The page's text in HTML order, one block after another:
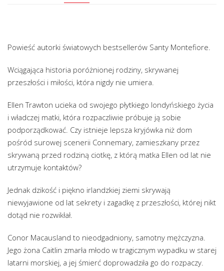
Powieść autorki światowych bestsellerów Santy Montefiore.
Wciągająca historia poróżnionej rodziny, skrywanej
przeszłości i miłości, która nigdy nie umiera.
Ellen Trawton ucieka od swojego płytkiego londyńskiego życia
i władczej matki, która rozpaczliwie próbuje ją sobie
podporządkować. Czy istnieje lepsza kryjówka niż dom
pośród surowej scenerii Connemary, zamieszkany przez
skrywaną przed rodziną ciotkę, z którą matka Ellen od lat nie
utrzymuje kontaktów?
Jednak dzikość i piękno irlandzkiej ziemi skrywają
niewyjawione od lat sekrety i zagadkę z przeszłości, której nikt
dotąd nie rozwikłał.
Conor Macausland to nieodgadniony, samotny mężczyzna.
Jego żona Caitlin zmarła młodo w tragicznym wypadku w starej
latarni morskiej, a jej śmierć doprowadziła go do rozpaczy.